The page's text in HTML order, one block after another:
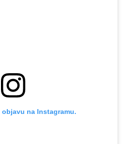
na Instagramu.